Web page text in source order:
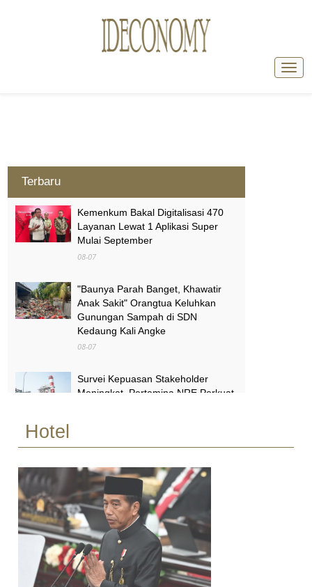
Terbaru
Kemenkum Bakal Digitalisasi 470
Layanan Lewat 1 Aplikasi Super
Mulai September
08-07
"Baunya Parah Banget, Khawatir
Anak Sakit" Orangtua Keluhkan
Gunungan Sampah di SDN
Kedaung Kali Angke
08-07
Survei Kepuasan Stakeholder
Meningkat, Pertamina NRE Perkuat
Pimpinan Komisi X Minta Makalah
MBG yang Catut Prabowo Diusut
08-07
Hotel